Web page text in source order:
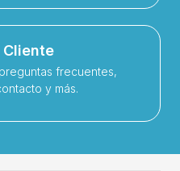
frecuentes,
y más.